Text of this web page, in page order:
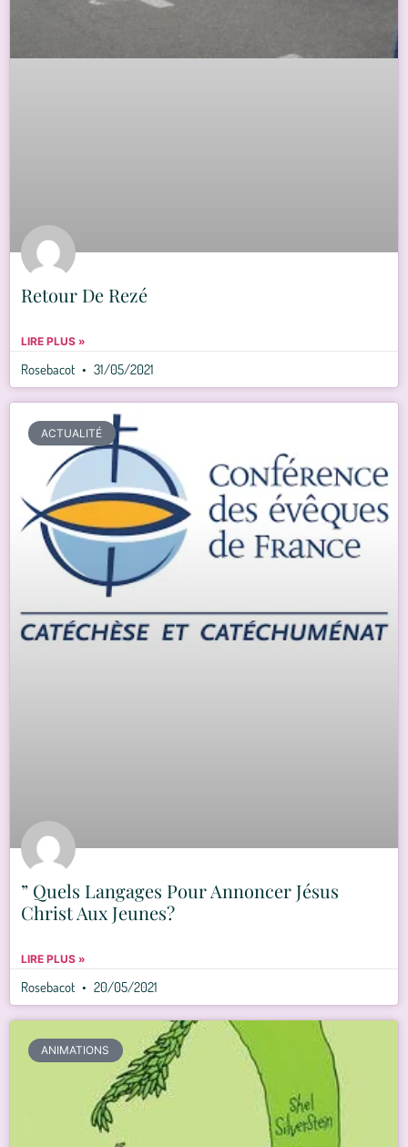
Retour De Rezé
LIRE PLUS »
Rosebacot 31/05/2021
ACTUALITÉ
” Quels Langages Pour Annoncer Jésus
Christ Aux Jeunes?
LIRE PLUS »
Rosebacot 20/05/2021
ANIMATIONS